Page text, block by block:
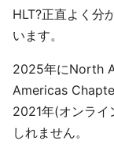
HLT?正直よく分
います。
2025年にNorth
Americas
2021年(オンラ
しれません。